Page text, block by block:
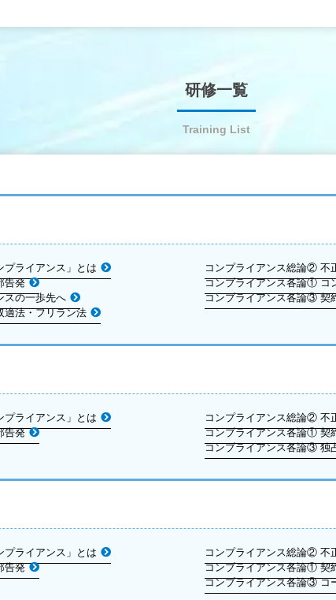
研修一覧
Training List
ライアンス」とは
コンプライアンス総論② 不
告発
コンプライアンス各論① コ
スの一歩先へ
コンプライアンス各論③ 契
法・フリラン法
ライアンス」とは
コンプライアンス総論② 不
告発
コンプライアンス各論① 契
コンプライアンス各論③ 独
ライアンス」とは
コンプライアンス総論② 不
告発
コンプライアンス各論① 契
コンプライアンス各論③ コ